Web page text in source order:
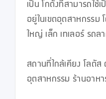
เป็น โกดังที่สามารถใ
อยู่ในเขตอุตสาหกรรม
ใหญ่ เล็ก เทเลอร์ รถล
สถานที่ใกล้เคียง โลตั
อุตสาหกรรม ร้านอาห